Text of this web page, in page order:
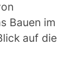
Bauen im
auf die